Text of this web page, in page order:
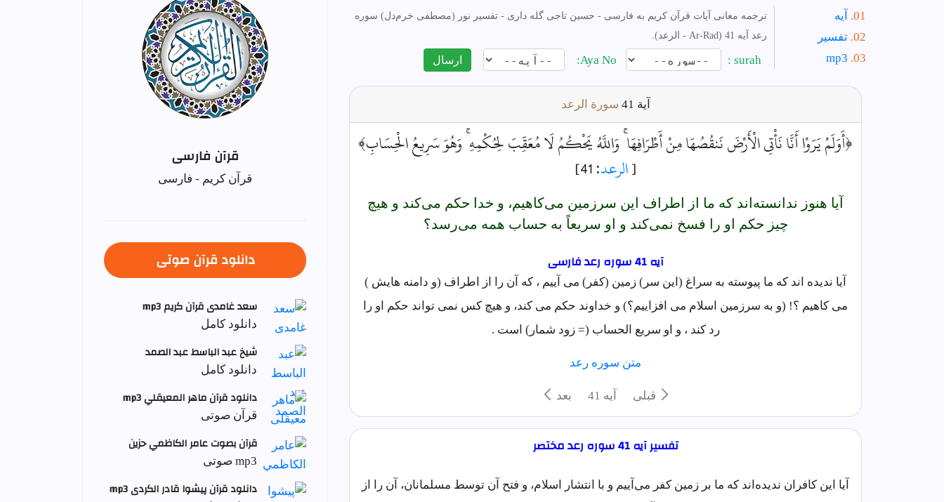
آیه
تفسیر
mp3
ترجمه معانی آیات قرآن کریم به فارسی - حسین تاجی گله داری - تفسیر نور (مصطفی خرم‌دل) سوره
رعد آیه 41 (Ar-Rad - الرعد).
ارسال
آية سورة الرعد
﴿أَوَلَمْ يَرَوْا أَنَّا نَأْتِي الْأَرْضَ نَنقُصُهَا مِنْ أَطْرَافِهَا ۚ وَاللَّهُ يَحْكُمُ لَا مُعَقِّبَ لِحُكْمِهِ ۚ وَهُوَ سَرِيعُ الْحِسَابِ﴾
[الرعد: 41]
آيا هنوز ندانسته‌اند كه ما از اطراف اين سرزمين مى‌كاهيم، و خدا حكم مى‌كند و هيچ
چيز حكم او را فسخ نمى‌كند و او سريعاً به حساب همه مى‌رسد؟
آیه 41 سوره رعد فارسى
آیا ندیده اند که ما پیوسته به سراغ (این سر) زمین (کفر) می آییم ، که آن را از اطراف (و دامنه هایش )
می کاهیم ؟! (و به سرزمین اسلام می افزاییم؟) و خداوند حکم می کند، و هیچ کس نمی تواند حکم او را
رد کند ، و او سریع الحساب (= زود شمار) است .
متن سوره رعد
قبلی آيه 41 بعد
تفسیر آیه 41 سوره رعد مختصر
آیا این کافران ندیده‌اند که ما بر زمین کفر می‌آییم و با انتشار اسلام، و فتح آن توسط مسلمانان، آن را از
قرآن فارسی
قرآن کریم - فارسی
دانلود قرآن صوتی
سعد غامدی قرآن کریم mp3
دانلود کامل
شيخ عبد الباسط عبد الصمد
دانلود کامل
دانلود قرآن ماهر المعيقلي mp3
قرآن صوتی
قرآن بصوت عامر الكاظمي حزين
mp3 صوتی
دانلود قرآن پیشوا قادر الکردی mp3